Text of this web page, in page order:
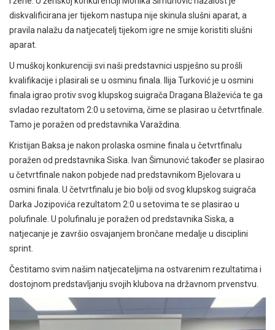
diskvalificirana jer tijekom nastupa nije skinula slušni aparat, a
pravila nalažu da natjecatelj tijekom igre ne smije koristiti slušni
aparat.
U muškoj konkurenciji svi naši predstavnici uspješno su prošli
kvalifikacije i plasirali se u osminu finala. Ilija Turković je u osmini
finala igrao protiv svog klupskog suigrača Dragana Blaževića te ga
svladao rezultatom 2:0 u setovima, čime se plasirao u četvrtfinale.
Tamo je poražen od predstavnika Varaždina.
Kristijan Baksa je nakon prolaska osmine finala u četvrtfinalu
poražen od predstavnika Siska. Ivan Šimunović također se plasirao
u četvrtfinale nakon pobjede nad predstavnikom Bjelovara u
osmini finala. U četvrtfinalu je bio bolji od svog klupskog suigrača
Darka Jozipovića rezultatom 2:0 u setovima te se plasirao u
polufinale. U polufinalu je poražen od predstavnika Siska, a
natjecanje je završio osvajanjem brončane medalje u disciplini
sprint.
Čestitamo svim našim natjecateljima na ostvarenim rezultatima i
dostojnom predstavljanju svojih klubova na državnom prvenstvu.